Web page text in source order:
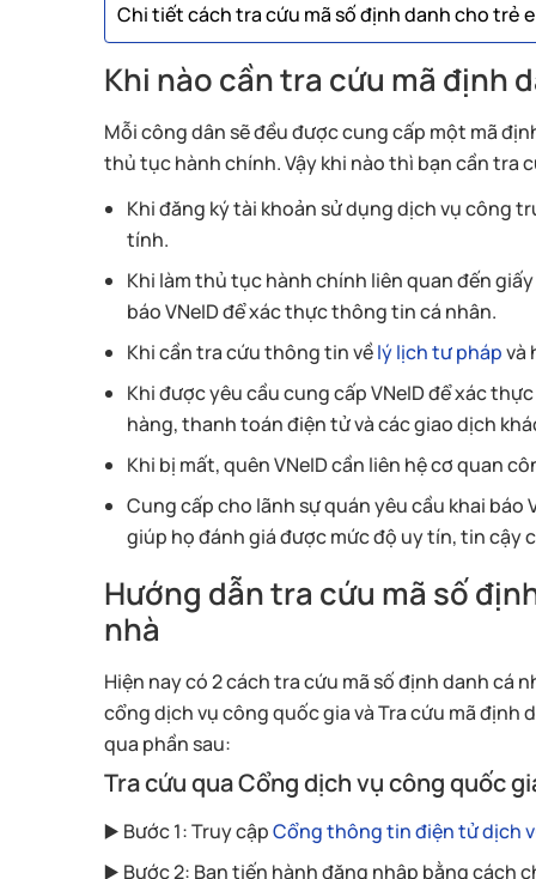
Chi tiết cách tra cứu mã số định danh cho trẻ
Khi nào cần tra cứu mã định
Mỗi công dân sẽ đều được cung cấp một mã
thủ tục hành chính. Vậy khi nào thì bạn cần tra
Khi đăng ký tài khoản sử dụng dịch vụ công
tính.
Khi làm thủ tục hành chính liên quan đến
báo VNeID để xác thực thông tin cá nhân.
Khi cần tra cứu thông tin vềlý lịch tư phápvà
Khi được yêu cầu cung cấp VNeID để xác
hàng, thanh toán điện tử và các giao dịch
Khi bị mất, quên VNeID cần liên hệ cơ quan
Cung cấp cho lãnh sự quán yêu cầu khai báo
giúp họ đánh giá được mức độ uy tín, tin cậy
Hướng dẫn tra cứu mã số
nhà
Hiện nay có 2 cách tra cứu mã số định danh cá
cổng dịch vụ công quốc gia và Tra cứu mã định
qua phần sau:
Tra cứu qua Cổng dịch vụ công quốc
▶️ Bước 1: Truy cậpCổng thông tin điện tử dịch
▶️ Bước 2: Bạn tiến hành đăng nhập bằng cách